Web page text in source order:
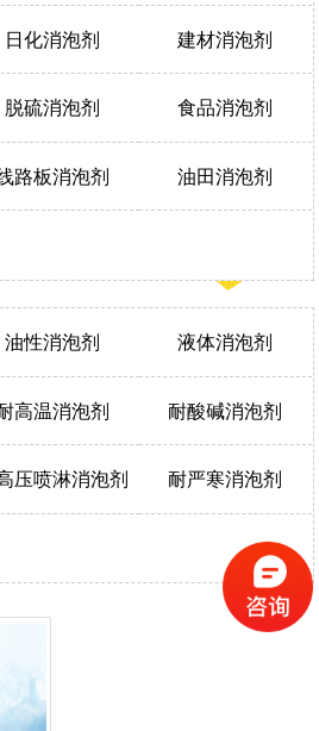
日化消泡剂 建材消泡剂
脱硫消泡剂 食品消泡剂
路板消泡剂 油田消泡剂
油性消泡剂 液体消泡剂
高温消泡剂 耐酸碱消泡剂
压喷淋消泡剂 耐严寒消泡剂